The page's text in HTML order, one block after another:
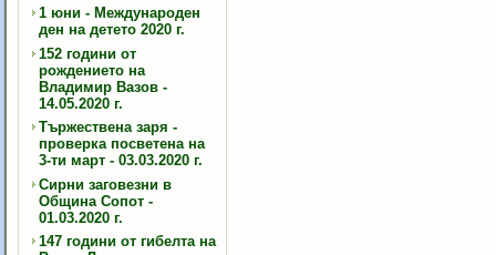
1 юни - Международен
ден на детето 2020 г.
152 години от
рождението на
Владимир Вазов -
14.05.2020 г.
Тържествена заря -
проверка посветена на
3-ти март - 03.03.2020 г.
Сирни заговезни в
Община Сопот -
01.03.2020 г.
147 години от гибелта на